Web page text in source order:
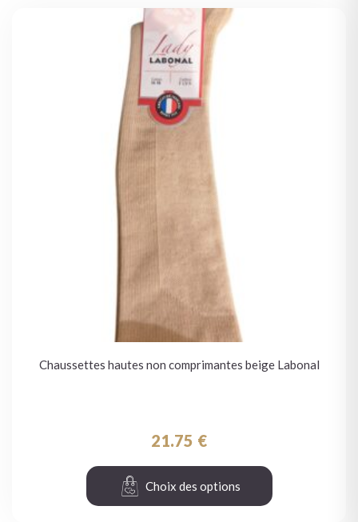
Chaussettes hautes non comprimantes beige Labonal
21.75 €
Choix des options